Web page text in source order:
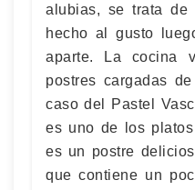
alubias, se trata de
hecho al gusto
aparte. La cocina
postres cargadas
caso del Pastel
es uno de los
es un postre
que contiene un